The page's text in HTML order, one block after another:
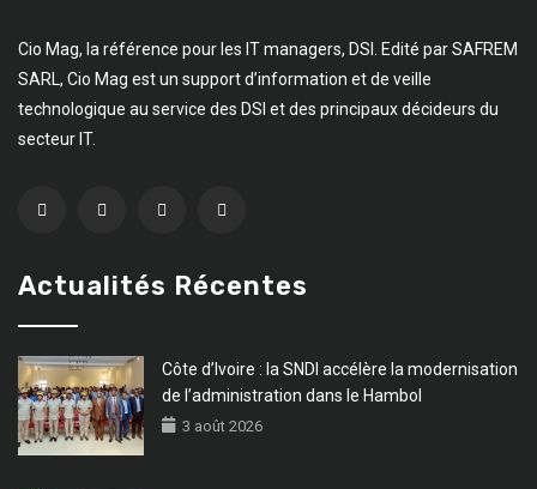
Cio Mag, la référence pour les IT managers, DSI. Edité par SAFREM
SARL, Cio Mag est un support d’information et de veille
technologique au service des DSI et des principaux décideurs du
secteur IT.
Actualités Récentes
Côte d’Ivoire : la SNDI accélère la modernisation
de l’administration dans le Hambol
3 août 2026